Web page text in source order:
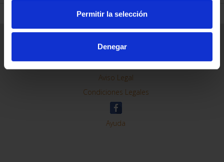
Permitir la selección
Denegar
Contacto
Preguntas Frequentes (FAQs)
Aviso Legal
Condiciones Legales
Ayuda